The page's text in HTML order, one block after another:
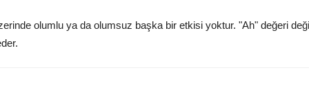
olumlu ya da olumsuz başka bir etkisi yoktur. "Ah" değeri